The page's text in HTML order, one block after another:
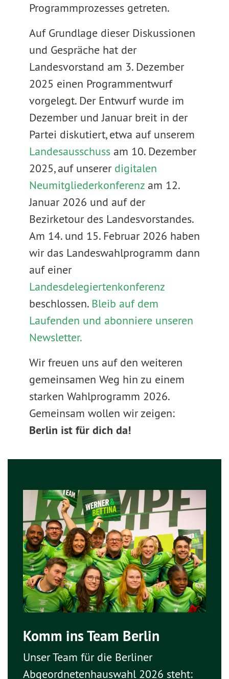
Programmprozesses getreten.
Auf Grundlage dieser Diskussionen
und Gespräche hat der
Landesvorstand am 3. Dezember
2025 einen Programmentwurf
vorgelegt. Der Entwurf wurde im
Dezember und Januar breit in der
Partei diskutiert, etwa auf unserem
Landesausschuss am 10. Dezember
2025, auf unserer digitalen
Neumitgliederkonferenzam 12.
Januar 2026 und auf der
Bezirketour des Landesvorstandes.
Am 14. und 15. Februar 2026 haben
wir das Landeswahlprogramm dann
auf einer
Landesdelegiertenkonferenz
beschlossen. Bleib auf dem
Laufenden und abonniere unseren
Newsletter.
Wir freuen uns auf den weiteren
gemeinsamen Weg hin zu einem
starken Wahlprogramm 2026.
Gemeinsam wollen wir zeigen:
Berlin ist für dich da!
Komm ins Team Berlin
Unser Team für die Berliner
Abgeordnetenhauswahl 2026 steht: